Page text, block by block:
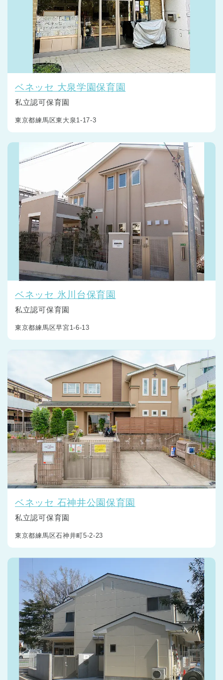
神奈川県 神奈川県 全域
千葉県 全域
埼玉県 埼玉県 全域
兵庫県 兵庫県 全域
ベネッセ 大泉学園保育園
私立認可保育園
東京都練馬区東大泉1-17-3
ベネッセ 氷川台保育園
私立認可保育園
東京都練馬区早宮1-6-13
ベネッセ 石神井公園保育園
私立認可保育園
東京都練馬区石神井町5-2-23